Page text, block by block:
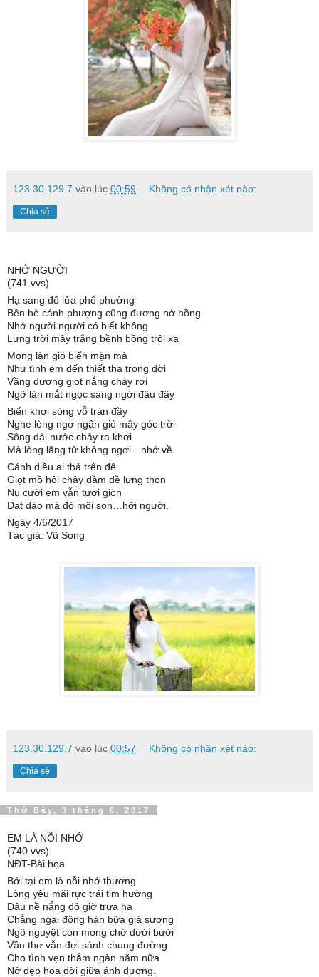
123.30.129.7 vào lúc 00:59 Không có nhận xét nào:
Chia sẻ
NHỚ NGƯỜI
(741.vvs)
Hạ sang đổ lửa phố phường
Bên hè cánh phượng cũng đương nở hồng
Nhớ người người có biết không
Lưng trời mây trắng bềnh bồng trôi xa
Mong làn gió biển mặn mà
Như tình em đến thiết tha trong đời
Vầng dương giọt nắng cháy rơi
Ngỡ làn mắt ngọc sáng ngời đâu đây
Biển khơi sóng vỗ tràn đầy
Nghe lòng ngơ ngẩn gió mây góc trời
Sông dài nước chảy ra khơi
Mà lòng lãng tử không ngơi…nhớ về
Cánh diều ai thả trên đê
Giọt mồ hôi chảy dầm dề lưng thon
Nụ cười em vẫn tươi giòn
Dạt dào má đỏ môi son…hỡi người.
Ngày 4/6/2017
Tác giả: Vũ Song
123.30.129.7 vào lúc 00:57 Không có nhận xét nào:
Chia sẻ
Thứ Bảy, 3 tháng 6, 2017
EM LÀ NỖI NHỚ
(740.vvs)
NĐT-Bài họa
Bới tại em là nỗi nhớ thương
Lòng yêu mãi rực trái tim hường
Đâu nề nắng đỏ giờ trưa hạ
Chẳng ngại đông hàn bữa giá sương
Ngõ nguyệt còn mong chờ dưới bưởi
Vần thơ vẫn đợi sánh chung đường
Cho tình vẹn thắm ngàn năm nữa
Nở đẹp hoa đời giữa ánh dương.